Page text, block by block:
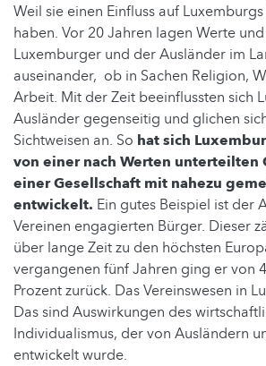
Weil sie einen Einfluss auf
haben. Vor 20 Jahren lagen Werte
Luxemburger und der Ausländer im
auseinander, ob in Sachen Religion,
Arbeit. Mit der Zeit beeinflussten sich
Ausländer gegenseitig und glichen
Sichtweisen an. So hat sich
von einer nach Werten unterteilten
einer Gesellschaft mit nahezu
entwickelt. Ein gutes Beispiel ist der
Vereinen engagierten Bürger. Dieser
über lange Zeit zu den höchsten
vergangenen fünf Jahren ging er von
Prozent zurück. Das Vereinswesen in
Das sind Auswirkungen des
Individualismus, der von Ausländern
entwickelt wurde.